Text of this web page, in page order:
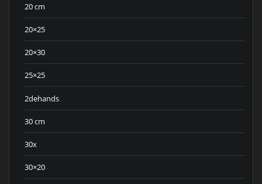
20 cm
20×25
20×30
25×25
2dehands
30 cm
30x
30×20